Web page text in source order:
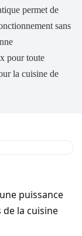
permet de
sans
pour toute
la cuisine de
puissance
la cuisine